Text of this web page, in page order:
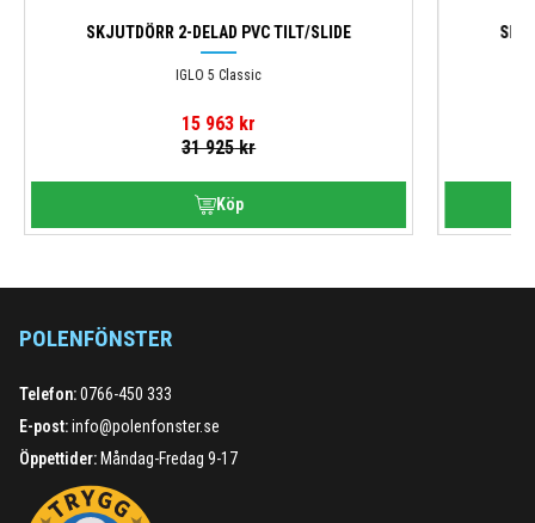
SKJUTDÖRR 2-DELAD PVC TILT/SLIDE
IGLO 5 Classic
15 963 kr
31 925kr
POLENFÖNSTER
Telefon:0766-450 333
E-post:info@polenfonster.se
Öppettider: Måndag-Fredag 9-17